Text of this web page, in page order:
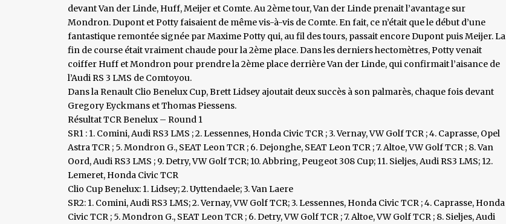
devant Van der Linde, Huff, Meijer et Comte. Au 2ème tour, Van der Linde prenait l’avantage sur
Mondron. Dupont et Potty faisaient de même vis-à-vis de Comte. En fait, ce n’était que le début d’une
fantastique remontée signée par Maxime Potty qui, au fil des tours, passait encore Dupont puis Meijer. La
fin de course était vraiment chaude pour la 2ème place. Dans les derniers hectomètres, Potty venait
coiffer Huff et Mondron pour prendre la 2ème place derrière Van der Linde, qui confirmait l’aisance de
l’Audi RS 3 LMS de Comtoyou.
Dans la Renault Clio Benelux Cup, Brett Lidsey ajoutait deux succès à son palmarès, chaque fois devant
Gregory Eyckmans et Thomas Piessens.
Résultat TCR Benelux – Round 1
SR1 : 1. Comini, Audi RS3 LMS ; 2. Lessennes, Honda Civic TCR ; 3. Vernay, VW Golf TCR ; 4. Caprasse, Opel
Astra TCR ; 5. Mondron G., SEAT Leon TCR ; 6. Dejonghe, SEAT Leon TCR ; 7. Altoe, VW Golf TCR ; 8. Van
Oord, Audi RS3 LMS ; 9. Detry, VW Golf TCR; 10. Abbring, Peugeot 308 Cup; 11. Sieljes, Audi RS3 LMS; 12.
Lemeret, Honda Civic TCR
Clio Cup Benelux: 1. Lidsey; 2. Uyttendaele; 3. Van Laere
SR2: 1. Comini, Audi RS3 LMS; 2. Vernay, VW Golf TCR; 3. Lessennes, Honda Civic TCR ; 4. Caprasse, Honda
Civic TCR ; 5. Mondron G., SEAT Leon TCR ; 6. Detry, VW Golf TCR ; 7. Altoe, VW Golf TCR ; 8. Sieljes, Audi